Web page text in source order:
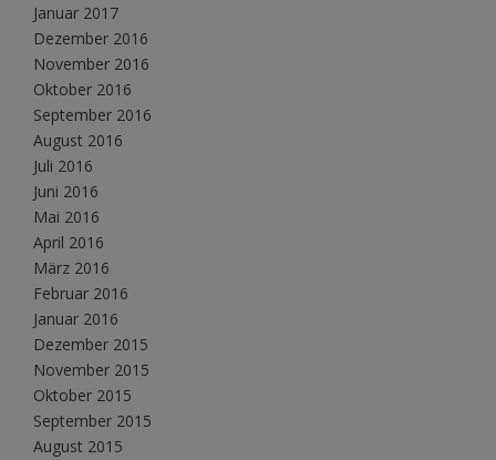
Januar 2017
Dezember 2016
November 2016
Oktober 2016
September 2016
August 2016
Juli 2016
Juni 2016
Mai 2016
April 2016
März 2016
Februar 2016
Januar 2016
Dezember 2015
November 2015
Oktober 2015
September 2015
August 2015